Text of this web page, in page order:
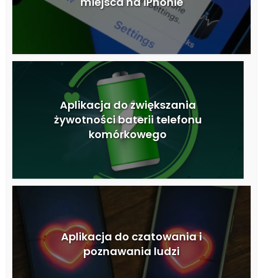
Aplikacja do zwiększania
żywotności baterii telefonu
komórkowego
Aplikacja do czatowania i
poznawania ludzi